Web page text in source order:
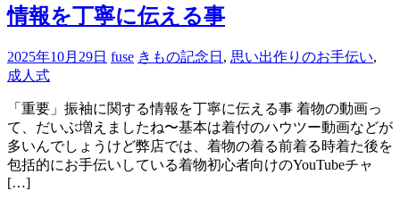
情報を丁寧に伝える事
2025年10月29日 fuse きもの記念日 , 思い出作りのお手伝い,
成人式
「重要」振袖に関する情報を丁寧に伝える事 着物の動画っ
て、だいぶ増えましたね〜基本は着付のハウツー動画などが
多いんでしょうけど弊店では、着物の着る前着る時着た後を
包括的にお手伝いしている着物初心者向けのYouTubeチャ
[…]